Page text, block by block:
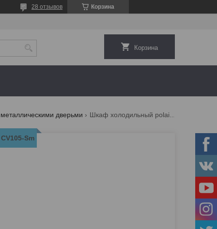
Корзина
28 отзывов
Корзина
дверьми Шкаф холодильный polair cv105-sm
Sm